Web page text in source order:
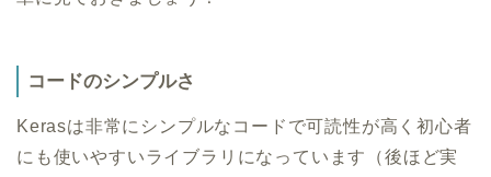
コードのシンプルさ
Kerasは非常にシンプルなコードで可読性が高く初心者
にも使いやすいライブラリになっています（後ほど実